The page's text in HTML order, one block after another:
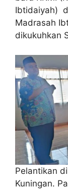
Ibtidaiyah)
Madrasah
dikukuhkan
Pelantikan
Kuningan.